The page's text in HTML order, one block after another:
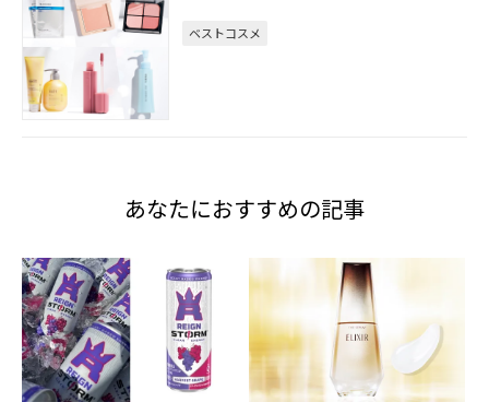
ベストコスメ
あなたにおすすめの記事